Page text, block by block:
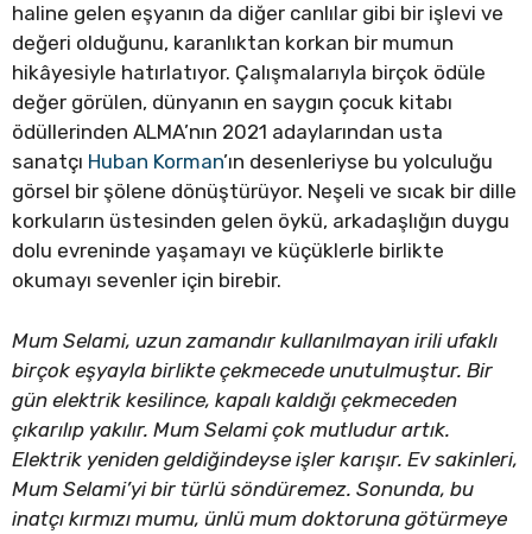
haline gelen eşyanın da diğer canlılar gibi bir işlevi ve
değeri olduğunu, karanlıktan korkan bir mumun
hikâyesiyle hatırlatıyor. Çalışmalarıyla birçok ödüle
değer görülen, dünyanın en saygın çocuk kitabı
ödüllerinden ALMA’nın 2021 adaylarından usta
sanatçı Huban Korman’ın desenleriyse bu yolculuğu
görsel bir şölene dönüştürüyor. Neşeli ve sıcak bir dille
korkuların üstesinden gelen öykü, arkadaşlığın duygu
dolu evreninde yaşamayı ve küçüklerle birlikte
okumayı sevenler için birebir.
Mum Selami, uzun zamandır kullanılmayan irili ufaklı
birçok eşyayla birlikte çekmecede unutulmuştur. Bir
gün elektrik kesilince, kapalı kaldığı çekmeceden
çıkarılıp yakılır. Mum Selami çok mutludur artık.
Elektrik yeniden geldiğindeyse işler karışır. Ev sakinleri,
Mum Selami’yi bir türlü söndüremez. Sonunda, bu
inatçı kırmızı mumu, ünlü mum doktoruna götürmeye